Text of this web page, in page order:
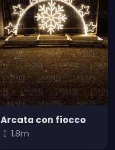
Arcata con fiocco
1.8m